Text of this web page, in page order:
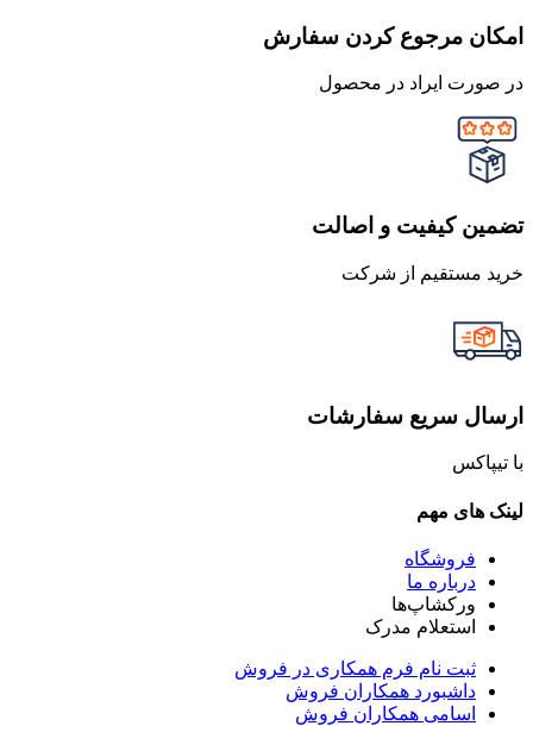
امکان مرجوع کردن سفارش
در صورت ایراد در محصول
تضمین کیفیت و اصالت
خرید مستقیم از شرکت
ارسال سریع سفارشات
با تیپاکس
لینک های مهم
فروشگاه
درباره ما
ورکشاپ‌ها
استعلام مدرک
ثبت نام فرم همکاری در فروش
داشبورد همکاران فروش
اسامی همکاران فروش